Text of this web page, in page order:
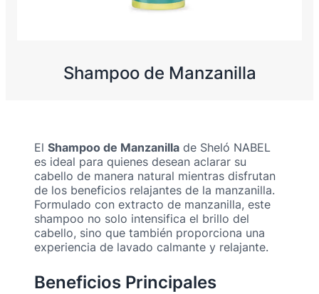
Shampoo de Manzanilla
El Shampoo de Manzanilla de Sheló NABEL
es ideal para quienes desean aclarar su
cabello de manera natural mientras disfrutan
de los beneficios relajantes de la manzanilla.
Formulado con extracto de manzanilla, este
shampoo no solo intensifica el brillo del
cabello, sino que también proporciona una
experiencia de lavado calmante y relajante.
Beneficios Principales